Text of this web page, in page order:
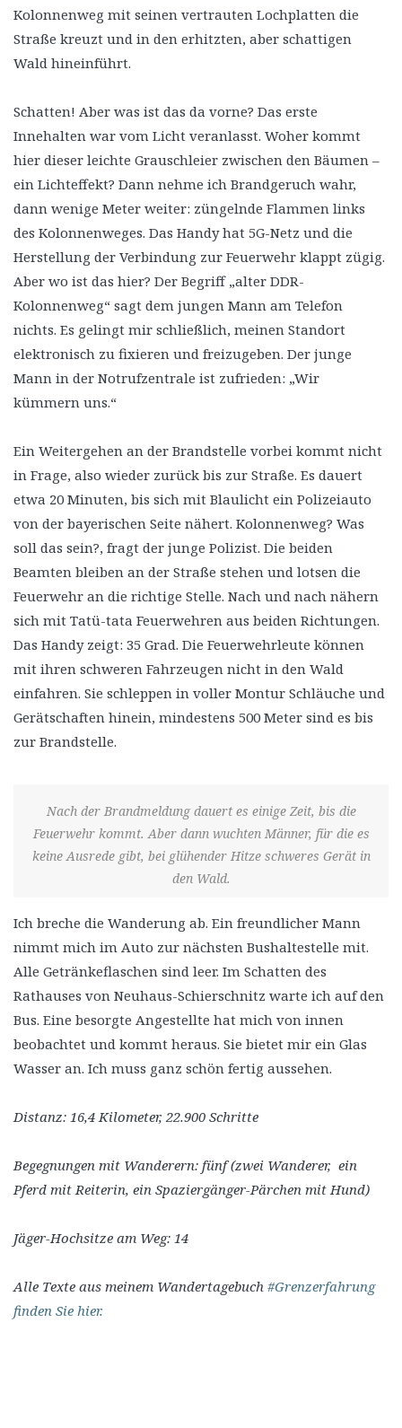
Kolonnenweg mit seinen vertrauten Lochplatten die
Straße kreuzt und in den erhitzten, aber schattigen
Wald hineinführt.
Schatten! Aber was ist das da vorne? Das erste
Innehalten war vom Licht veranlasst. Woher kommt
hier dieser leichte Grauschleier zwischen den Bäumen –
ein Lichteffekt? Dann nehme ich Brandgeruch wahr,
dann wenige Meter weiter: züngelnde Flammen links
des Kolonnenweges. Das Handy hat 5G-Netz und die
Herstellung der Verbindung zur Feuerwehr klappt zügig.
Aber wo ist das hier? Der Begriff „alter DDR-
Kolonnenweg“ sagt dem jungen Mann am Telefon
nichts. Es gelingt mir schließlich, meinen Standort
elektronisch zu fixieren und freizugeben. Der junge
Mann in der Notrufzentrale ist zufrieden: „Wir
kümmern uns.“
Ein Weitergehen an der Brandstelle vorbei kommt nicht
in Frage, also wieder zurück bis zur Straße. Es dauert
etwa 20 Minuten, bis sich mit Blaulicht ein Polizeiauto
von der bayerischen Seite nähert. Kolonnenweg? Was
soll das sein?, fragt der junge Polizist. Die beiden
Beamten bleiben an der Straße stehen und lotsen die
Feuerwehr an die richtige Stelle. Nach und nach nähern
sich mit Tatü-tata Feuerwehren aus beiden Richtungen.
Das Handy zeigt: 35 Grad. Die Feuerwehrleute können
mit ihren schweren Fahrzeugen nicht in den Wald
einfahren. Sie schleppen in voller Montur Schläuche und
Gerätschaften hinein, mindestens 500 Meter sind es bis
zur Brandstelle.
Nach der Brandmeldung dauert es einige Zeit, bis die
Feuerwehr kommt. Aber dann wuchten Männer, für die es
keine Ausrede gibt, bei glühender Hitze schweres Gerät in
den Wald.
Ich breche die Wanderung ab. Ein freundlicher Mann
nimmt mich im Auto zur nächsten Bushaltestelle mit.
Alle Getränkeflaschen sind leer. Im Schatten des
Rathauses von Neuhaus-Schierschnitz warte ich auf den
Bus. Eine besorgte Angestellte hat mich von innen
beobachtet und kommt heraus. Sie bietet mir ein Glas
Wasser an. Ich muss ganz schön fertig aussehen.
Distanz: 16,4 Kilometer, 22.900 Schritte
Begegnungen mit Wanderern: fünf (zwei Wanderer, ein
Pferd mit Reiterin, ein Spaziergänger-Pärchen mit Hund)
Jäger-Hochsitze am Weg: 14
Alle Texte aus meinem Wandertagebuch #Grenzerfahrung
finden Sie hier.